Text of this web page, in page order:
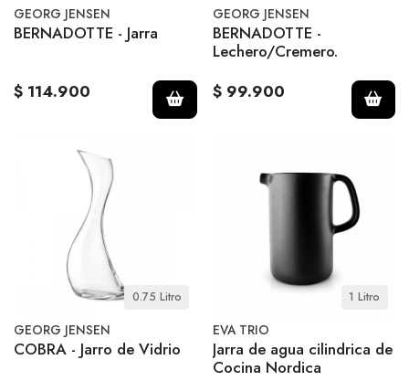
GEORG JENSEN
BERNADOTTE - Jarra
$ 114.900
GEORG JENSEN
BERNADOTTE -
Lechero/Cremero.
$ 99.900
0.75 Litro
GEORG JENSEN
COBRA - Jarro de Vidrio
1 Litro
EVA TRIO
Jarra de agua cilindrica de
Cocina Nordica